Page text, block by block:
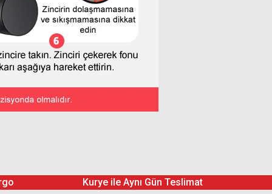
Kurye ile Aynı Gün Teslimat